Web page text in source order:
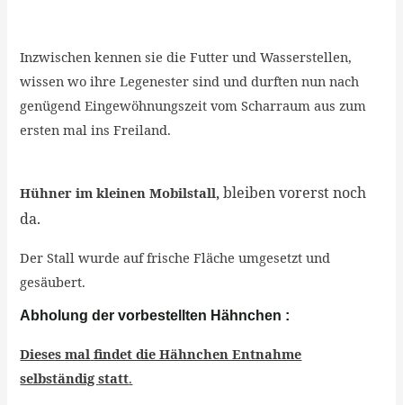
Inzwischen kennen sie die Futter und Wasserstellen,
wissen wo ihre Legenester sind und durften nun nach
genügend Eingewöhnungszeit vom Scharraum aus zum
ersten mal ins Freiland.
Hühner im kleinen Mobilstall,bleiben vorerst noch
da.
Der Stall wurde auf frische Fläche umgesetzt und
gesäubert.
Abholung der vorbestellten Hähnchen :
Dieses mal findet die Hähnchen Entnahme
selbständigstatt.